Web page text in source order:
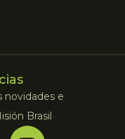
novidades e
Brasil